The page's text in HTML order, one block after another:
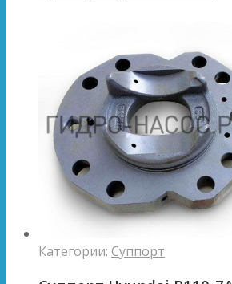
Категории: Суппорт